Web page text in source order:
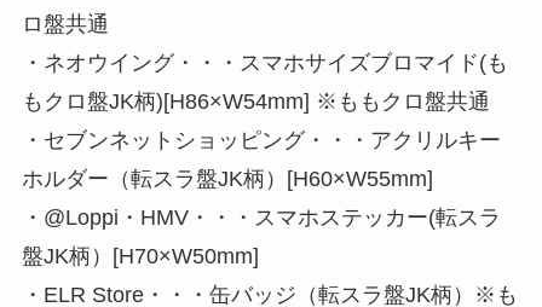
ロ盤共通
・ネオウイング・・・スマホサイズブロマイド(も
もクロ盤JK柄)[H86×W54mm] ※ももクロ盤共通
・セブンネットショッピング・・・アクリルキー
ホルダー（転スラ盤JK柄）[H60×W55mm]
・@Loppi・HMV・・・スマホステッカー(転スラ
盤JK柄）[H70×W50mm]
・ELR Store・・・缶バッジ（転スラ盤JK柄）※も